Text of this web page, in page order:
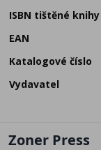
ISBN tištěné knihy
EAN
Katalogové číslo
Vydavatel
Zoner Press